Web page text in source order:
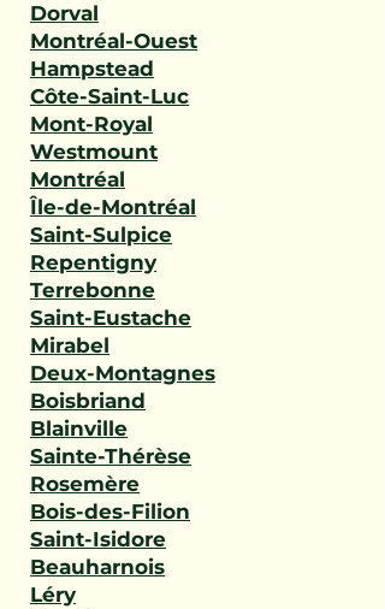
Dorval
Montréal-Ouest
Hampstead
Côte-Saint-Luc
Mont-Royal
Westmount
Montréal
Île-de-Montréal
Saint-Sulpice
Repentigny
Terrebonne
Saint-Eustache
Mirabel
Deux-Montagnes
Boisbriand
Blainville
Sainte-Thérèse
Rosemère
Bois-des-Filion
Saint-Isidore
Beauharnois
Léry